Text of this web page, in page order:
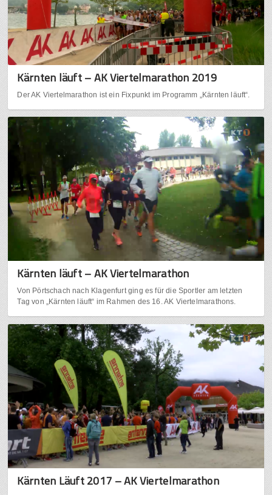
Kärnten läuft – AK Viertelmarathon 2019
Der AK Viertelmarathon ist ein Fixpunkt im Programm „Kärnten läuft“.
Kärnten läuft – AK Viertelmarathon
Von Pörtschach nach Klagenfurt ging es für die Sportler am letzten
Tag von „Kärnten läuft“ im Rahmen des 16. AK Viertelmarathons.
Kärnten Läuft 2017 – AK Viertelmarathon